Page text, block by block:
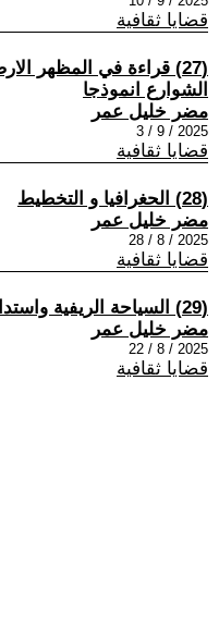
قضايا ثقافية
(27) قراءة في المظهر
الشوارع انموذجا
مضر خليل عمر
2025 / 9 / 3
قضايا ثقافية
(28) الحغرافيا و التخطيط
مضر خليل عمر
2025 / 8 / 28
قضايا ثقافية
(29) السياحة الريفية واستدامة الريف
مضر خليل عمر
2025 / 8 / 22
قضايا ثقافية